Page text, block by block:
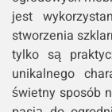
jest
stworzenia
tylko są
unikalnego
świetny sposób